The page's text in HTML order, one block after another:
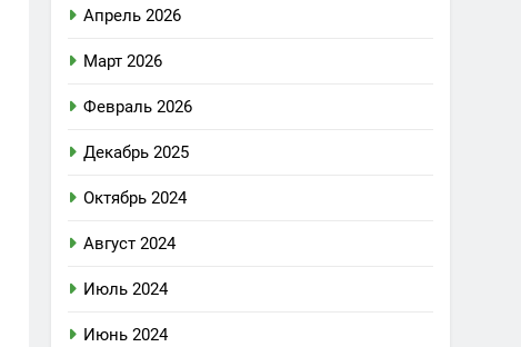
Апрель 2026
Март 2026
Февраль 2026
Декабрь 2025
Октябрь 2024
Август 2024
Июль 2024
Июнь 2024